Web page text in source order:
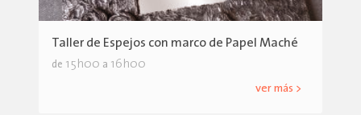
Taller de Espejos con marco de Papel Maché
de 15h00 a 16h00
ver más >